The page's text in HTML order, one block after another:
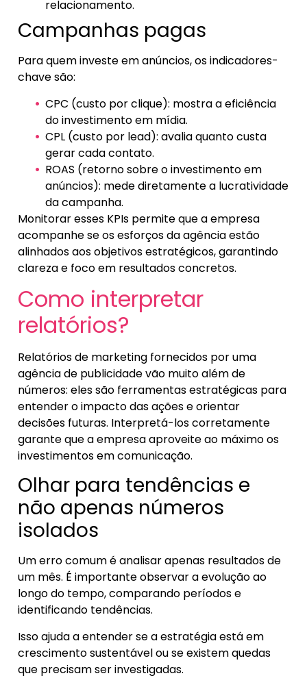
relacionamento.
Campanhas pagas
Para quem investe em anúncios, os indicadores-
chave são:
CPC (custo por clique): mostra a eficiência
do investimento em mídia.
CPL (custo por lead): avalia quanto custa
gerar cada contato.
ROAS (retorno sobre o investimento em
anúncios): mede diretamente a lucratividade
da campanha.
Monitorar esses KPIs permite que a empresa
acompanhe se os esforços da agência estão
alinhados aos objetivos estratégicos, garantindo
clareza e foco em resultados concretos.
Como interpretar
relatórios?
Relatórios de marketing fornecidos por uma
agência de publicidade vão muito além de
números: eles são ferramentas estratégicas para
entender o impacto das ações e orientar
decisões futuras. Interpretá-los corretamente
garante que a empresa aproveite ao máximo os
investimentos em comunicação.
Olhar para tendências e
não apenas números
isolados
Um erro comum é analisar apenas resultados de
um mês. É importante observar a evolução ao
longo do tempo, comparando períodos e
identificando tendências.
Isso ajuda a entender se a estratégia está em
crescimento sustentável ou se existem quedas
que precisam ser investigadas.